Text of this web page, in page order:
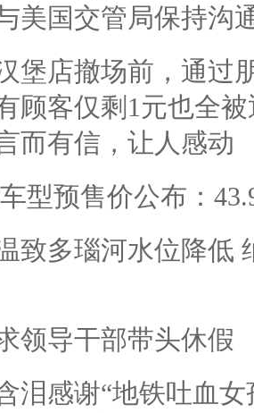
美国交管局保持沟
堡店撤场前，通过
顾客仅剩1元也全
而有信，让人感动
型预售价公布：
致多瑙河水位降低
领导干部带头休假
泪感谢“地铁吐血